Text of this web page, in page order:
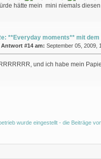
hätte mein mini niemals
**Everyday moments** mit
Antwort #14 am: September 05, 2009,
und ich habe mein
wurde eingestellt - die Beiträge